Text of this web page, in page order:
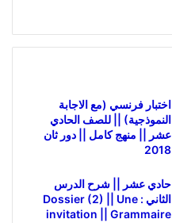
اختبار فرنسي (مع الاجابة
النموذجية) || للصف الحادي
عشر || منهج كامل || دور ثان
2018
حادي عشر || شرح الدرس
الثاني : Dossier (2) || Une
invitation || Grammaire